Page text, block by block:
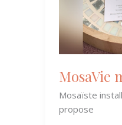
MosaVie
Mosaïste
propose